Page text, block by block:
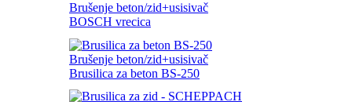
Brušenje beton/zid+usisivač
BOSCH vrecica
Brušenje beton/zid+usisivač
Brusilica za beton BS-250